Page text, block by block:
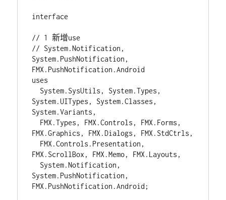
interface
// 1 新增use
// System.Notification,
System.PushNotification,
FMX.PushNotification.Android
uses
System.UITypes, System.Classes,
System.Variants,
FMX.Graphics, FMX.Dialogs, FMX.StdCtrls,
FMX.ScrollBox, FMX.Memo, FMX.Layouts,
System.PushNotification,
FMX.PushNotification.Android;